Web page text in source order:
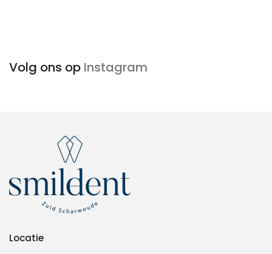
Volg ons op Instagram
Locatie